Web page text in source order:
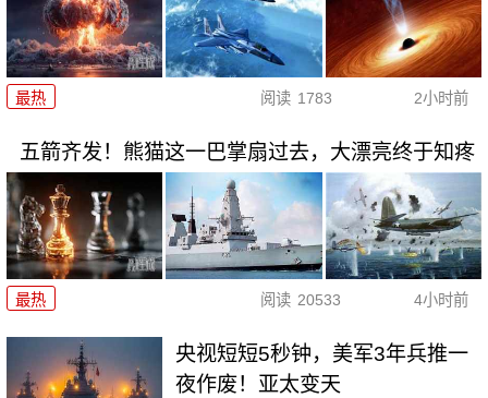
最热 阅读 1783 2小时前
五箭齐发！熊猫这一巴掌扇过去，大漂亮终于知疼
最热 阅读 20533 4小时前
央视短短5秒钟，美军3年兵推一
夜作废！亚太变天